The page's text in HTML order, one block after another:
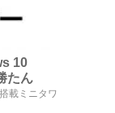
10
たん
載ミニタワ